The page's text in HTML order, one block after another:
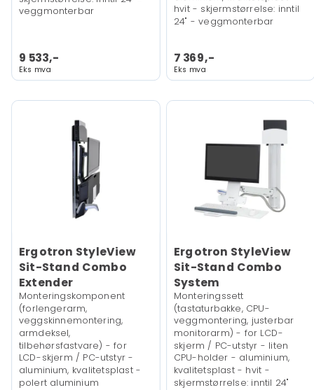
veggmonterbar
9 533,-
Eks mva
hvit - skjermstørrelse: inntil
24" - veggmonterbar
7 369,-
Eks mva
Ergotron StyleView
Sit-Stand Combo
Extender
Monteringskomponent
(forlengerarm,
veggskinnemontering,
armdeksel,
tilbehørsfastvare) - for
LCD-skjerm / PC-utstyr -
aluminium, kvalitetsplast -
polert aluminium
Ergotron StyleView
Sit-Stand Combo
System
Monteringssett
(tastaturbakke, CPU-
veggmontering, justerbar
monitorarm) - for LCD-
skjerm / PC-utstyr - liten
CPU-holder - aluminium,
kvalitetsplast - hvit -
skjermstørrelse: inntil 24"